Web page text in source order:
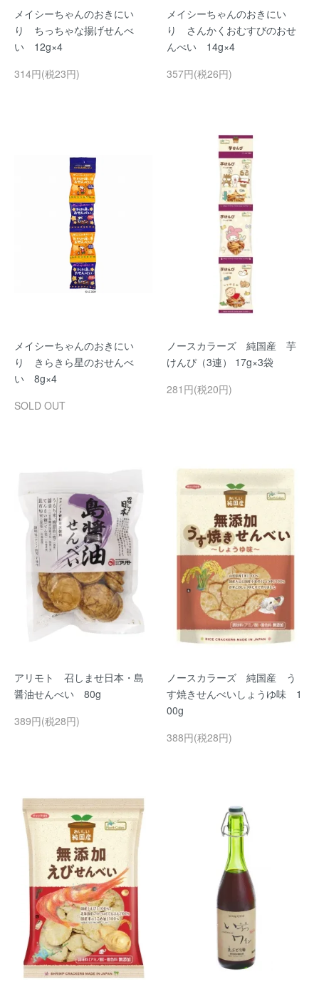
メイシーちゃんのおきにい
り ちっちゃな揚げせんべ
い 12g×4
314円(税23円)
メイシーちゃんのおきにい
り さんかくおむすびのおせ
んべい 14g×4
357円(税26円)
メイシーちゃんのおきにい
り きらきら星のおせんべ
い 8g×4
SOLD OUT
ノースカラーズ 純国産 芋
けんぴ（3連） 17g×3袋
281円(税20円)
アリモト 召しませ日本・島
醤油せんべい 80g
389円(税28円)
ノースカラーズ 純国産 う
す焼きせんべいしょうゆ味 1
00g
388円(税28円)